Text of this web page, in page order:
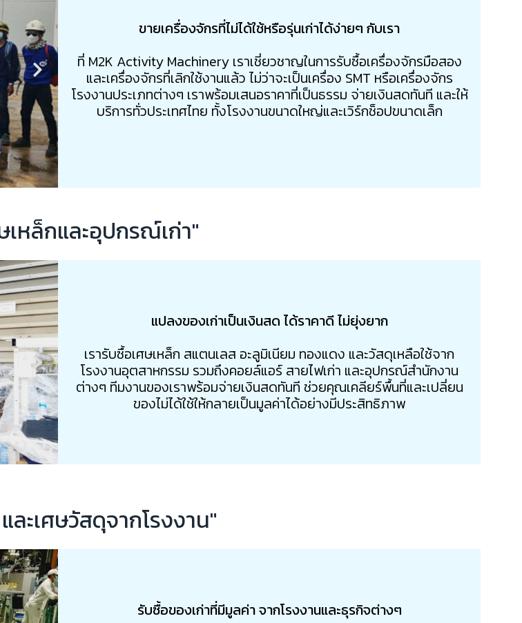
ขายเครื่องจักรที่ไม่ได้ใช้หรือรุ่นเก่าได้ง่ายๆ กับเรา
ที่ M2K Activity Machinery เราเชี่ยวชาญในการรับซื้อเครื่องจักรมือสอง
และเครื่องจักรที่เลิกใช้งานแล้ว ไม่ว่าจะเป็นเครื่อง SMT หรือเครื่องจักร
โรงงานประเภทต่างๆ เราพร้อมเสนอราคาที่เป็นธรรม จ่ายเงินสดทันที และให้
บริการทั่วประเทศไทย ทั้งโรงงานขนาดใหญ่และเวิร์กช็อปขนาดเล็ก
เหล็กและอุปกรณ์เก่า"
แปลงของเก่าเป็นเงินสด ได้ราคาดี ไม่ยุ่งยาก
เรารับซื้อเศษเหล็ก สแตนเลส อะลูมิเนียม ทองแดง และวัสดุเหลือใช้จาก
โรงงานอุตสาหกรรม รวมถึงคอยล์แอร์ สายไฟเก่า และอุปกรณ์สำนักงาน
ต่างๆ ทีมงานของเราพร้อมจ่ายเงินสดทันที ช่วยคุณเคลียร์พื้นที่และเปลี่ยน
ของไม่ได้ใช้ให้กลายเป็นมูลค่าได้อย่างมีประสิทธิภาพ
ละเศษวัสดุจากโรงงาน"
รับซื้อของเก่าที่มีมูลค่า จากโรงงานและธุรกิจต่างๆ